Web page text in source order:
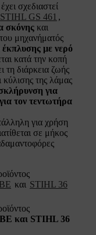
σχεδιαστεί
GS 461 ,
σκόνης και
μηχανήματός
με νερό
κατά την κοπή
τη διάρκεια ζωής
κύλισης της λάμας
για
τον τεντωτήρα
για χρήση
σε μήκος
και STIHL 36
και STIHL 36